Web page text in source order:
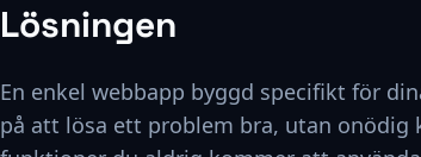
Lösningen
En enkel webbapp byggd specifikt för
på att lösa ett problem bra, utan onödig